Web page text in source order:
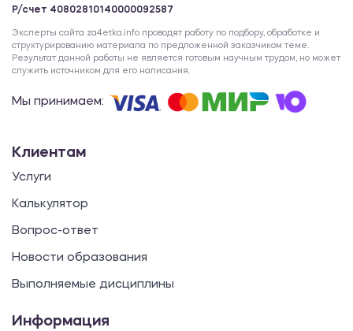
Р/счет 40802810140000092587
Эксперты сайта za4etka.info проводят работу по подбору, обработке и
структурированию материала по предложенной заказчиком теме.
Результат данной работы не является готовым научным трудом, но может
служить источником для его написания.
Мы принимаем:
Клиентам
Услуги
Калькулятор
Вопрос-ответ
Новости образования
Выполняемые дисциплины
Информация